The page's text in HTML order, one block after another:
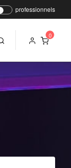
professionnels